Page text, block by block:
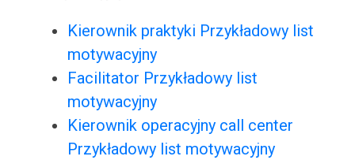
Kierownik praktyki Przykładowy list
motywacyjny
Facilitator Przykładowy list
motywacyjny
Kierownik operacyjny call center
Przykładowy list motywacyjny